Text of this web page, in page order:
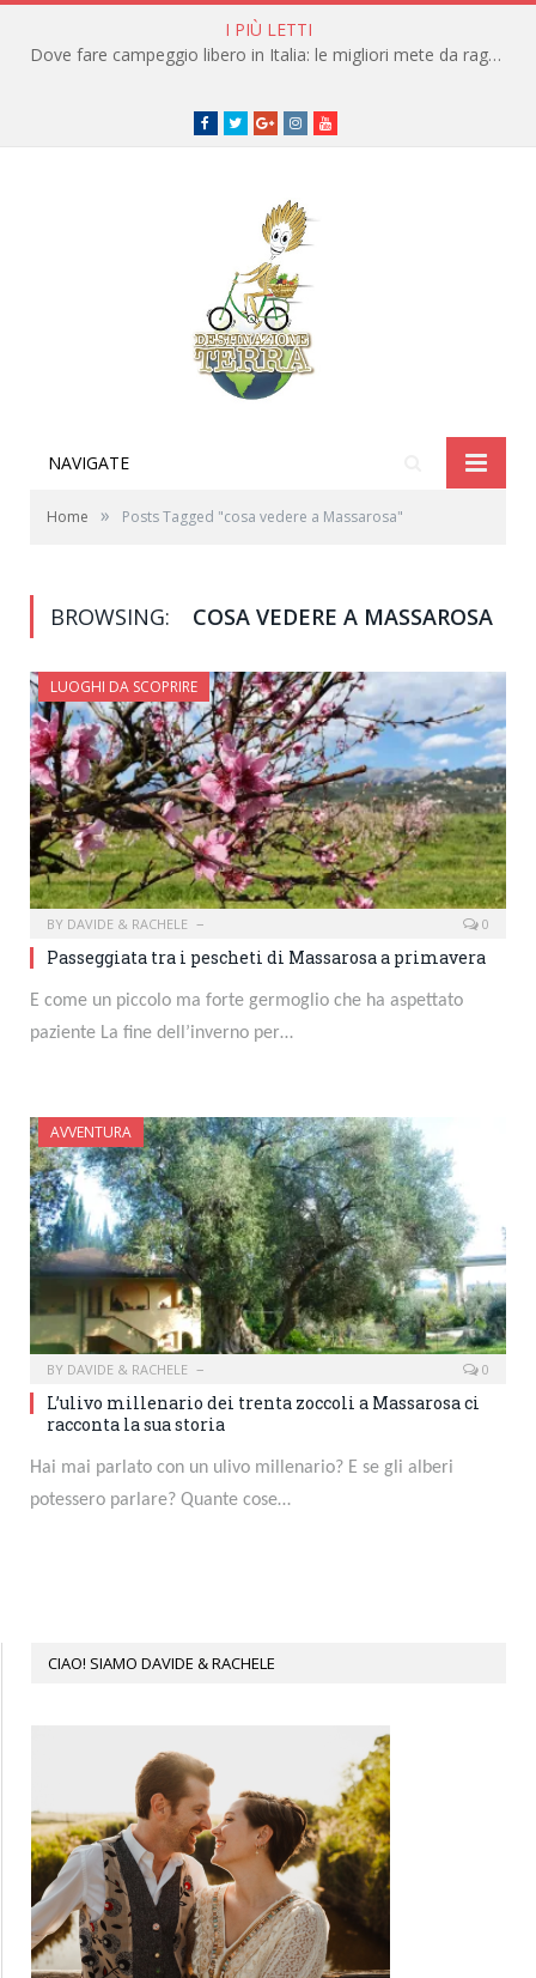
I PIÙ LETTI
Dove fare campeggio libero in Italia: le migliori mete da raggiungere in traghetto
Facebook
TwitterGoogle+instagramyoutube
NAVIGATE
Home » Posts Tagged "cosa vedere a Massarosa"
BROWSING: COSA VEDERE A MASSAROSA
LUOGHI DA SCOPRIRE
BY DAVIDE & RACHELE 0
Passeggiata tra i pescheti di Massarosa a primavera
E come un piccolo ma forte germoglio che ha aspettato
paziente La fine dell’inverno per…
AVVENTURA
BY DAVIDE & RACHELE 0
L’ulivo millenario dei trenta zoccoli a Massarosa ci
racconta la sua storia
Hai mai parlato con un ulivo millenario? E se gli alberi
potessero parlare? Quante cose…
CIAO! SIAMO DAVIDE & RACHELE